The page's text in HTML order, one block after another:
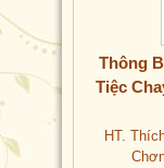
Thông
Tiệc
HT.